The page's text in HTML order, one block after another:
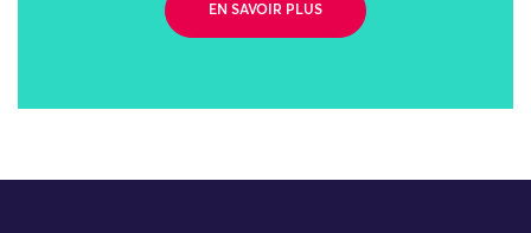
EN SAVOIR PLUS